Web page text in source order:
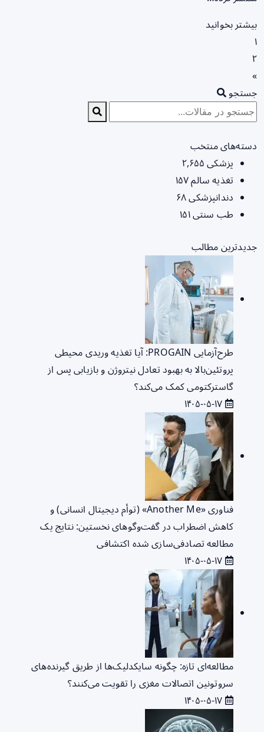
بیشتر بخوانید
۱
۲
»
جستجو
دسته‌های منتخب
پزشکی ۲,۶۵۵
تغذیه سالم۱۵۷
دندانپزشکی۶۸
طب سنتی۱۵۱
جدیدترین مطالب
طرح‌آزمایی PROGAIN: آیا تغذیه وریدی محیطی
پروتئین‌بالا به بهبود تعادل نیتروژن و بازیابی پس از
گاسترکتومی کمک می‌کند؟
فناوری «Another Me» (توأم دیجیتال انسانی) و
کاهش اضطراب در گفت‌وگوهای نخستین: نتایج یک
مطالعه تصادفی‌سازی شده اکتشافی
مطالعه‌ای تازه: چگونه سایکدلیک‌ها از طریق گیرنده‌های
سروتونین اتصالات مغزی را تقویت می‌کنند؟